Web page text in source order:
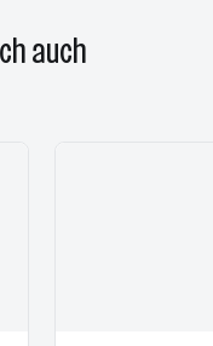
auch